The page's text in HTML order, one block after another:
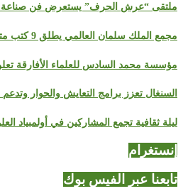
ملتقى “عرش الحرف” يستعرض فن صناعة
مجمع الملك سلمان العالمي يطلق 9 كتب مترجمة...
مؤسسة محمد السادس للعلماء الأفارقة
السنغال تعزز برامج التعايش والحوار
ليلة ثقافية تجمع المشاركين في أولمبياد
إنستغرام
تابعنا عبر الفيس بوك